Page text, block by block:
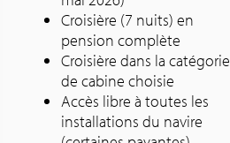
Croisière (7 nuits) en
pension complète
Croisière dans la catégorie
de cabine choisie
Accès libre à toutes les
installations du navire